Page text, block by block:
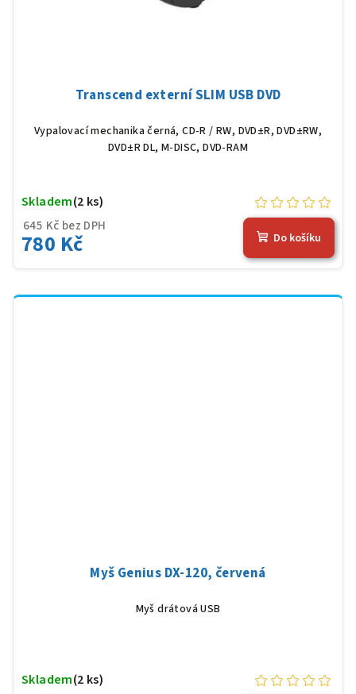
Transcend externí SLIM USB DVD
Vypalovací mechanika černá, CD-R / RW, DVD±R, DVD±RW,
DVD±R DL, M-DISC, DVD-RAM
645 Kč bez DPH
780 Kč
Skladem(2 ks)
Do košíku
Myš Genius DX-120, červená
Myš drátová USB
Skladem(2 ks)